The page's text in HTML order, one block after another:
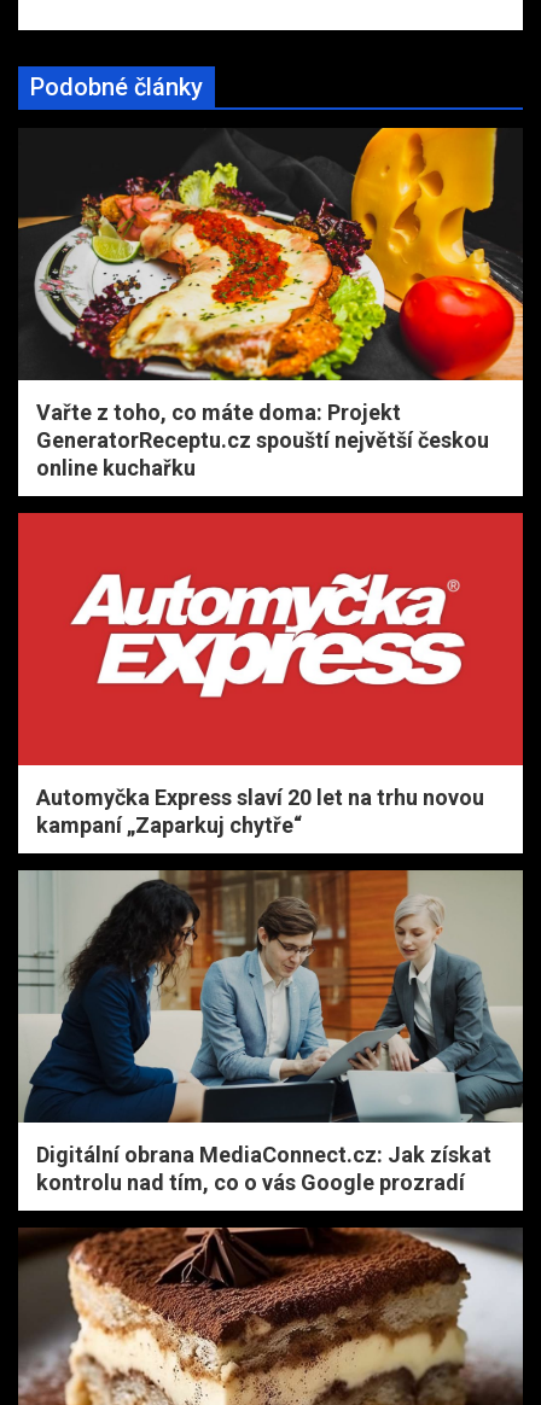
Podobné články
Vařte z toho, co máte doma: Projekt
GeneratorReceptu.cz spouští největší českou
online kuchařku
Automyčka Express slaví 20 let na trhu novou
kampaní „Zaparkuj chytře“
Digitální obrana MediaConnect.cz: Jak získat
kontrolu nad tím, co o vás Google prozradí